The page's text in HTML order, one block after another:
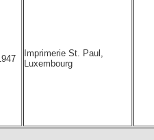
Imprimerie St. Paul,
Luxembourg